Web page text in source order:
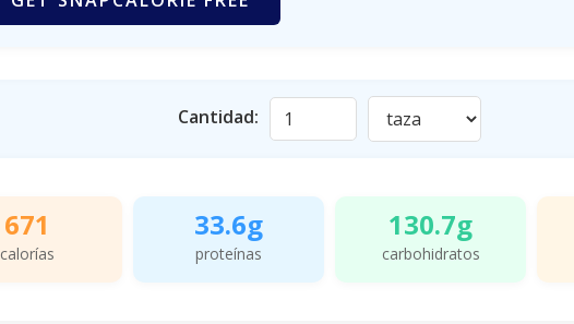
Cantidad:
671
calorías
33.6g
proteínas
130.7g
carbohidratos